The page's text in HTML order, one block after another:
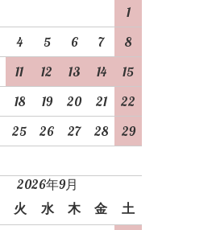
1
4 5 6 7
8
11 12 13 14
15
18 19 20 21
22
25 26 27 28
29
2026年9月
火 水 木 金
土